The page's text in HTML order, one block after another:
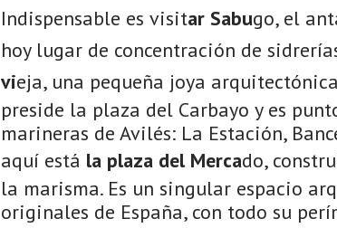
Indispensable es visitar Sabugo, el
hoy lugar de concentración de
vieja, una pequeña joya
preside la plaza del Carbayo y es
marineras de Avilés: La Estación,
aquí está la plaza del Mercado,
la marisma. Es un singular espacio
originales de España, con todo su